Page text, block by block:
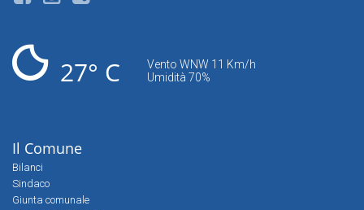
27° C
Vento WNW 11 Km/h
Umidità 70%
Il Comune
Bilanci
Sindaco
Giunta comunale